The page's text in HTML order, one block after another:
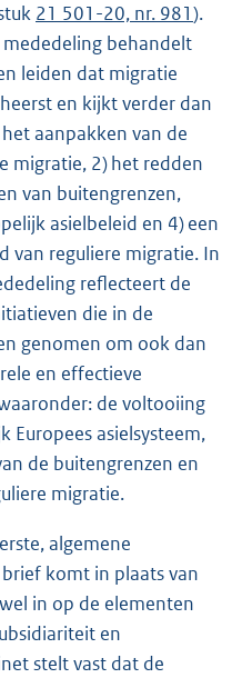
21 501-20, nr. 981).
behandelt
leiden dat migratie
en kijkt verder dan
aanpakken van de
migratie, 2) het redden
van buitengrenzen,
asielbeleid en 4) een
van reguliere migratie. In
reflecteert de
die in de
genomen om ook dan
en effectieve
de voltooiing
Europees asielsysteem,
de buitengrenzen en
migratie.
algemene
komt in plaats van
in op de elementen
en
stelt vast dat de